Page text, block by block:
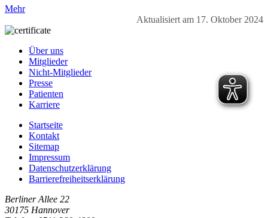
Mehr
Aktualisiert am 17. Oktober 2024
Über uns
Mitglieder
Nicht-Mitglieder
Presse
Patienten
Karriere
Startseite
Kontakt
Sitemap
Impressum
Datenschutzerklärung
Barrierefreiheitserklärung
Berliner Allee 22
30175 Hannover